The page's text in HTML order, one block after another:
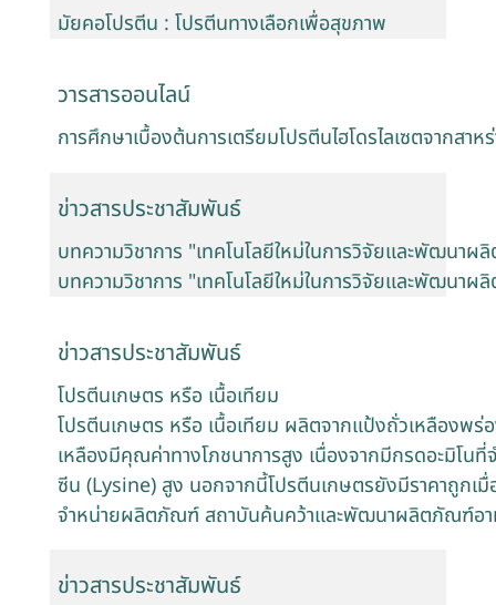
มัยคอโปรตีน : โปรตีนทางเลือกเพื่อสุขภาพ
วารสารออนไลน์
การศึกษาเบื้องต้นการเตรียมโปรตีนไฮโดรไลเซตจากสาห
ข่าวสารประชาสัมพันธ์
บทความวิชาการ "เทคโนโลยีใหม่ในการวิจัยและพัฒนา
บทความวิชาการ "เทคโนโลยีใหม่ในการวิจัยและพัฒนา
ข่าวสารประชาสัมพันธ์
โปรตีนเกษตร หรือ เนื้อเทียม
โปรตีนเกษตร หรือ เนื้อเทียม ผลิตจากแป้งถั่วเหลืองพร่
เหลืองมีคุณค่าทางโภชนาการสูง เนื่องจากมีกรดอะมิโนที่
ซีน (Lysine) สูง นอกจากนี้โปรตีนเกษตรยังมีราคาถูกเ
จำหน่ายผลิตภัณฑ์ สถาบันค้นคว้าและพัฒนาผลิตภัณฑ์อา
ข่าวสารประชาสัมพันธ์